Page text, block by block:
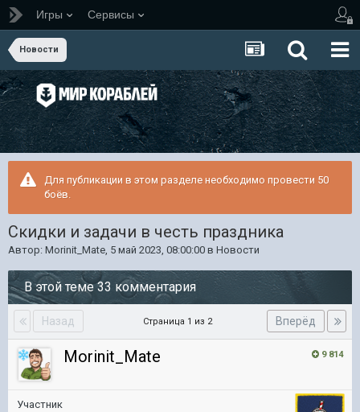
Игры Сервисы
Новости
Для публикации в этом разделе необходимо провести 50
боёв.
Скидки и задачи в честь праздника
Автор: Morinit_Mate, 5 май 2023, 08:00:00 в Новости
В этой теме 33 комментария
Назад Вперёд
Страница 1 из 2
9 814
Morinit_Mate
Участник